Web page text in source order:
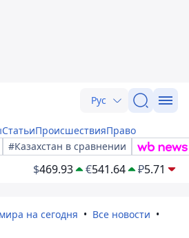
Рус
СтатьиПроисшествияПраво
#Казахстан в сравнении
$469.93 €541.64 ₽5.71
на сегодня
Все новости